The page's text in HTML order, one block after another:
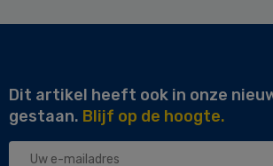
Dit artikel heeft ook in onze
gestaan. Blijf op de hoogte.
Uw